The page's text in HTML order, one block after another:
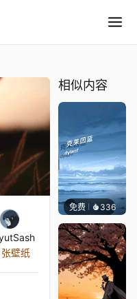
壁纸
相似内容
免费 336冰茶Ln